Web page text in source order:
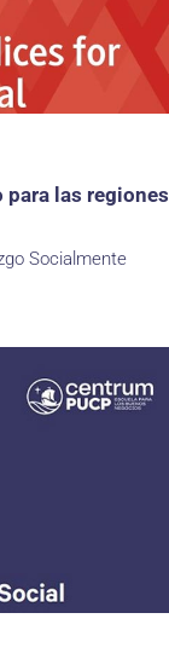
para las regiones
Socialmente